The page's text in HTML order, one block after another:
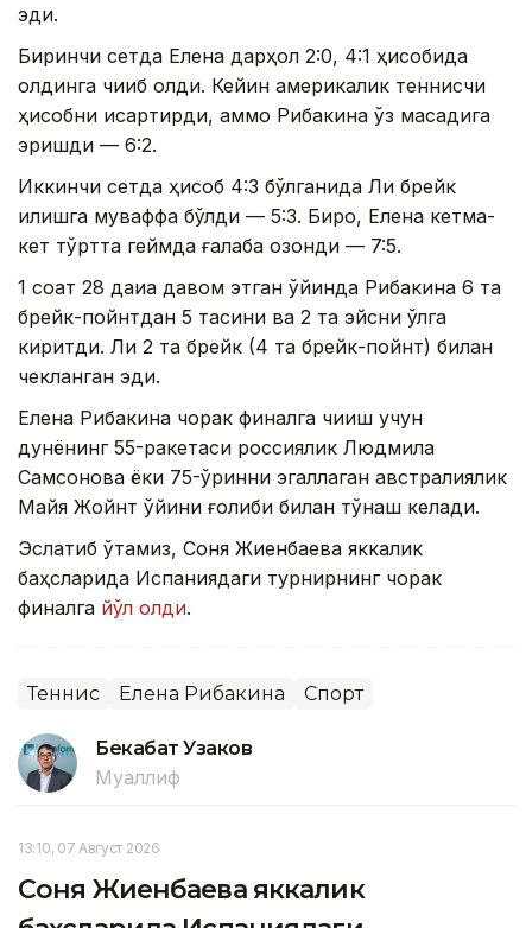
эди.
Биринчи сетда Елена дарҳол 2:0, 4:1 ҳисобида
олдинга чиқиб олди. Кейин америкалик теннисчи
ҳисобни қисқартирди, аммо Рибакина ўз мақсадига
эришди — 6:2.
Иккинчи сетда ҳисоб 4:3 бўлганида Ли брейк
қилишга муваффақ бўлди — 5:3. Бироқ, Елена кетма-
кет тўртта геймда ғалаба қозонди — 7:5.
1 соат 28 дақиқа давом этган ўйинда Рибакина 6 та
брейк-пойнтдан 5 тасини ва 2 та эйсни қўлга
киритди. Ли 2 та брейк (4 та брейк-пойнт) билан
чекланган эди.
Елена Рибакина чорак финалга чиқиш учун
дунёнинг 55-ракетаси россиялик Людмила
Самсонова ёки 75-ўринни эгаллаган австралиялик
Майя Жойнт ўйини ғолиби билан тўқнаш келади.
Эслатиб ўтамиз, Соня Жиенбаева яккалик
баҳсларида Испаниядаги турнирнинг чорак
финалга йўл олди.
Теннис Елена Рибакина Спорт
Бекабат Узаков
Муаллиф
13:10, 07 Август 2026
Соня Жиенбаева яккалик